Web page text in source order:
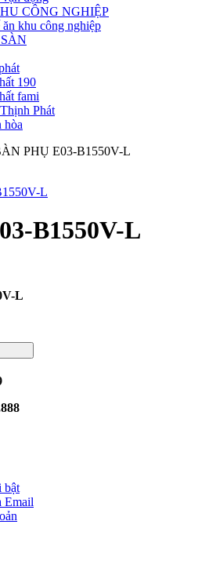
CÔNG NGHIỆP
ăn khu công nghiệp
190
fami
Phát
hòa
PHỤ E03-B1550V-L
L
B1550V-L
L
bật
Email